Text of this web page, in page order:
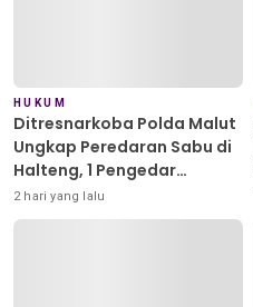
HUKUM
Ditresnarkoba Polda Malut
Ungkap Peredaran Sabu di
Halteng, 1 Pengedar
Diamankan
2 hari yang lalu